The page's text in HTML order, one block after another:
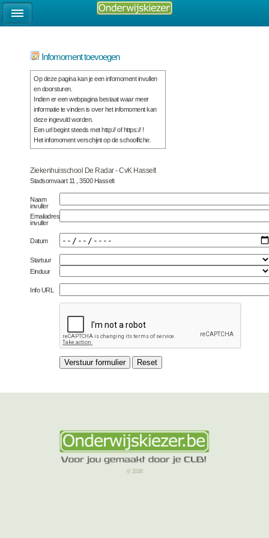
Infomoment toevoegen
Op deze pagina kan je een infomoment invullen
en doorsturen.
Indien er een webpagina bestaat waar meer
informatie te vinden is over het infomoment kan
deze ingevuld worden.
Een url begint steeds met http:// of https:// !
Het infomoment verschijnt op de schoolfiche.
Ziekenhuisschool De Radar - CvK Hasselt
Stadsomvaart 11 , 3500 Hasselt
Naam
invuller
Emailadres
invuller
Datum
Startuur
Einduur
Info URL
© 2026